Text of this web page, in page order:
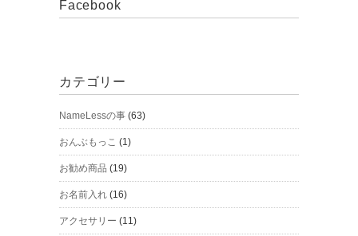
Facebook
カテゴリー
NameLessの事 (63)
おんぶもっこ (1)
お勧め商品 (19)
お名前入れ (16)
アクセサリー (11)